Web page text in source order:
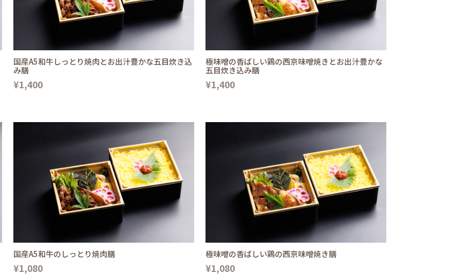
国産A5和牛しっとり焼肉とお出汁豊かな五目炊き込
み膳
¥1,400
極味噌の香ばしい鶏の西京味噌焼きとお出汁豊かな
五目炊き込み膳
¥1,400
国産A5和牛のしっとり焼肉膳
¥1,080
極味噌の香ばしい鶏の西京味噌焼き膳
¥1,080